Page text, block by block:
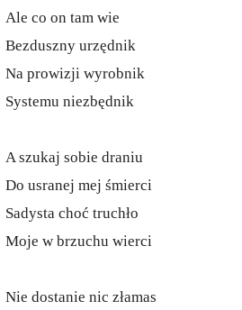
Ale co on tam wie
Bezduszny urzędnik
Na prowizji wyrobnik
Systemu niezbędnik
A szukaj sobie draniu
Do usranej mej śmierci
Sadysta choć truchło
Moje w brzuchu wierci
Nie dostanie nic złamas